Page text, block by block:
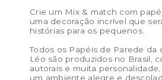
Crie um Mix & match com
uma decoração incrível que
histórias para os pequenos.
Todos os Papéis de Parede da
Léo são produzidos no Brasil,
autorais e muita
um ambiente alegre e